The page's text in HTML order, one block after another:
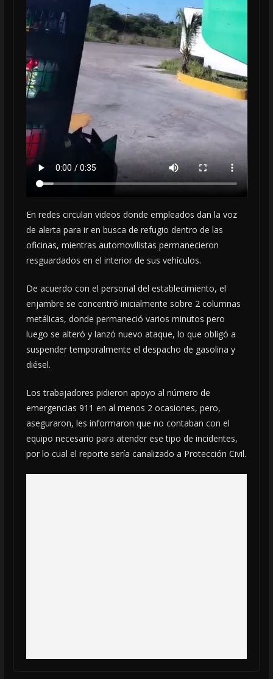
En redes circulan videos donde empleados dan la voz
de alerta para ir en busca de refugio dentro de las
oficinas, mientras automovilistas permanecieron
resguardados en el interior de sus vehículos.
De acuerdo con el personal del establecimiento, el
enjambre se concentró inicialmente sobre 2 columnas
metálicas, donde permaneció varios minutos pero
luego se alteró y lanzó nuevo ataque, lo que obligó a
suspender temporalmente el despacho de gasolina y
diésel.
Los trabajadores pidieron apoyo al número de
emergencias 911 en al menos 2 ocasiones, pero,
aseguraron, les informaron que no contaban con el
equipo necesario para atender ese tipo de incidentes,
por lo cual el reporte sería canalizado a Protección Civil.